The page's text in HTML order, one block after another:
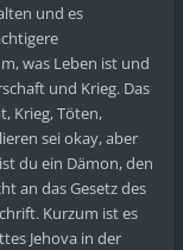
und es
was Leben ist und
und Krieg. Das
Krieg, Töten,
sei okay, aber
du ein Dämon, den
an das Gesetz des
Kurzum ist es
Jehova in der